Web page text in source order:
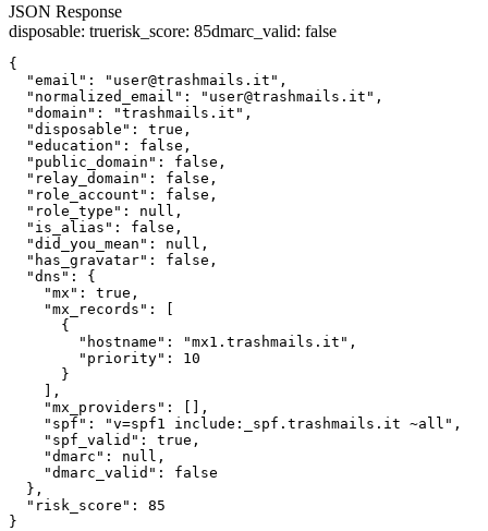
JSON Response
disposable: truerisk_score: 85dmarc_valid: false
{
  "email": "user@trashmails.it",
  "normalized_email": "user@trashmails.it",
  "domain": "trashmails.it",
  "disposable": true,
  "education": false,
  "public_domain": false,
  "relay_domain": false,
  "role_account": false,
  "role_type": null,
  "is_alias": false,
  "did_you_mean": null,
  "has_gravatar": false,
  "dns": {
    "mx": true,
    "mx_records": [
      {
        "hostname": "mx1.trashmails.it",
        "priority": 10
      }
    ],
    "mx_providers": [],
    "spf": "v=spf1 include:_spf.trashmails.it ~all",
    "spf_valid": true,
    "dmarc": null,
    "dmarc_valid": false
  },
  "risk_score": 85
}